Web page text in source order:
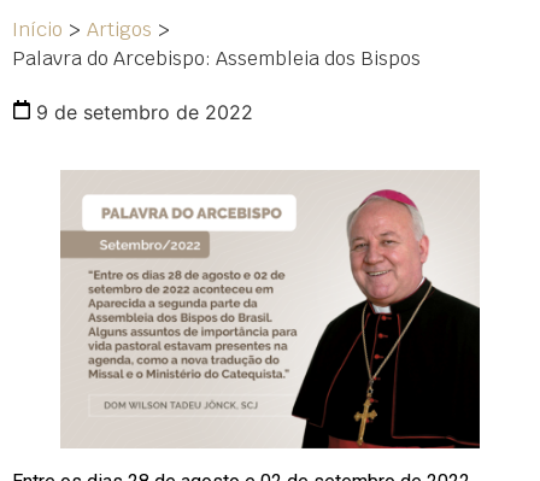
Início > Artigos >
Palavra do Arcebispo: Assembleia dos Bispos
9 de setembro de 2022